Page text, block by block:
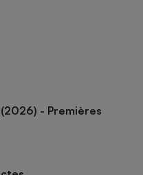
- Premières